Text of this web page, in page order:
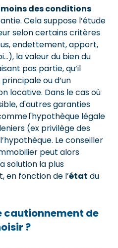
des conditions
Cela suppose l’étude
selon certains critères
endettement, apport,
la valeur du bien du
pas partie, qu’il
principale ou d’un
locative. Dans le cas où
d'autres garanties
l'hypothèque légale
(ex privilège des
Le conseiller
peut alors
solution la plus
en fonction de l’état du
cautionnement de
?